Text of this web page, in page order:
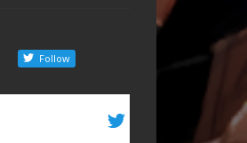
Follow